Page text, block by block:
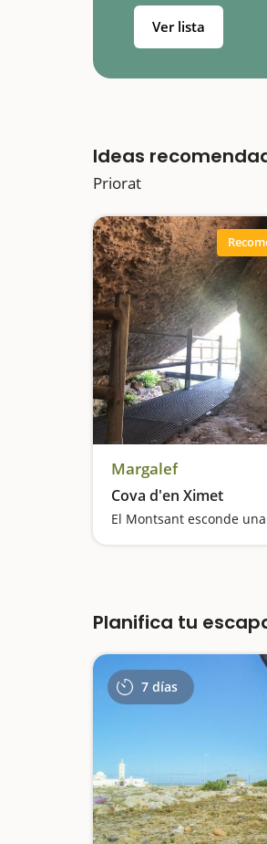
y rural, en el Priorat
Ver lista
Ideas
Priorat
Margalef
Cova d'en Ximet
Planifica tu
7 días